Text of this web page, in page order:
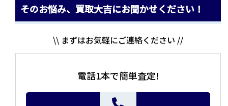
そのお悩み、買取大吉にお聞かせください！
\\ まずはお気軽にご連絡ください //
電話1本で簡単査定!